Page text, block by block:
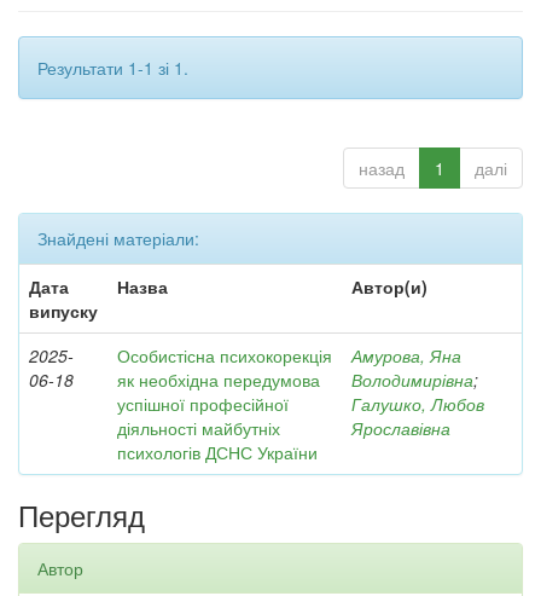
Результати 1-1 зі 1.
назад 1 далі
Знайдені матеріали:
Дата
випуску
Назва Автор(и)
2025-
06-18
Особистісна психокорекція
як необхідна передумова
успішної професійної
діяльності майбутніх
психологів ДСНС України
Амурова, Яна
Володимирівна;
Галушко, Любов
Ярославівна
Перегляд
Автор